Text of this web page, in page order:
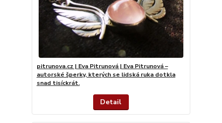
pitrunova.cz | Eva Pitrunová | Eva Pitrunová –
autorské šperky, kterých se lidská ruka dotkla
snad tisíckrát.
Detail